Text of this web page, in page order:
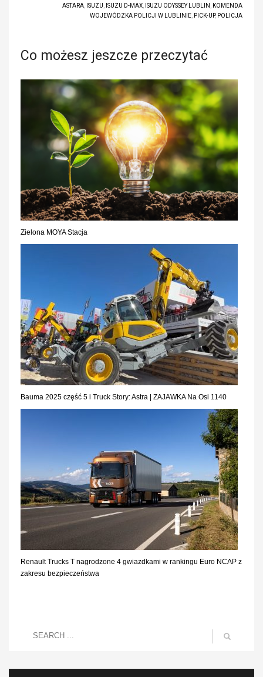
ASTARA ISUZU ISUZU D-MAX ISUZU ODYSSEY LUBLIN
KOMENDA
WOJEWÓDZKA POLICJI W LUBLINIE PICK-UP, POLICJA
Co możesz jeszcze przeczytać
Zielona MOYA Stacja
Bauma 2025 część 5 i Truck Story: Astra | ZAJAWKA Na Osi 1140
Renault Trucks T nagrodzone 4 gwiazdkami w rankingu Euro NCAP z
zakresu bezpieczeństwa